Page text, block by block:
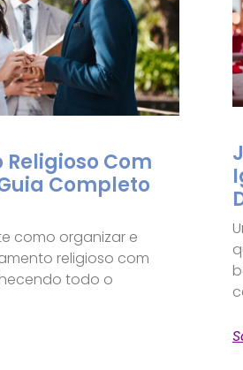
Com
Completo
como organizar e
religioso com
todo o